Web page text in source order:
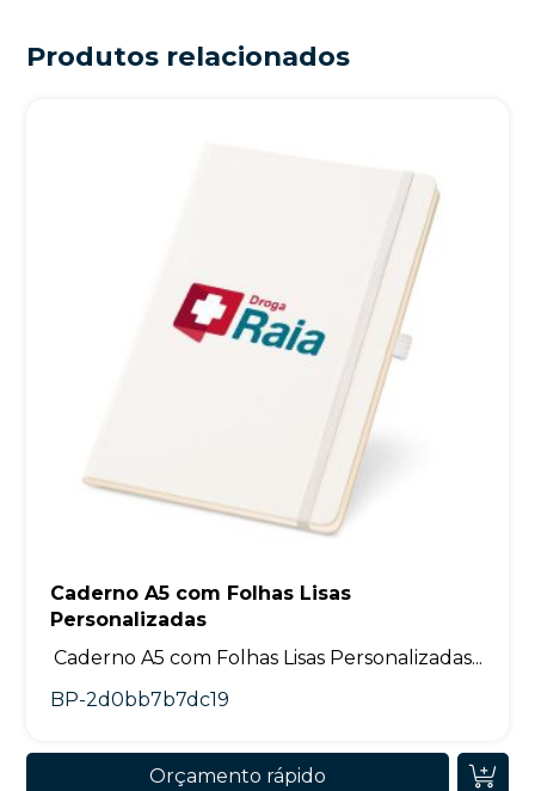
Produtos relacionados
Caderno A5 com Folhas Lisas
Personalizadas
Caderno A5 com Folhas Lisas Personalizadas...
BP-2d0bb7b7dc19
Orçamento rápido